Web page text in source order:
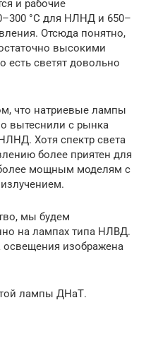
и рабочие
°С для НЛНД и 650–
Отсюда понятно,
высокими
есть светят довольно
что натриевые лампы
вытеснили с рынка
Хотя спектр света
более приятен для
мощным моделям с
мы будем
на лампах типа НЛВД.
освещения изображена
лампы ДНаТ.